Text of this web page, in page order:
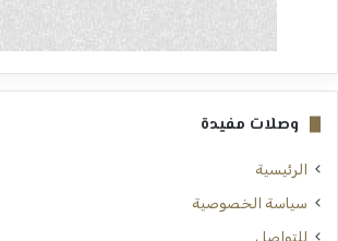
وصلات مفيدة
الرئيسية
سياسة الخصوصية
للتواصل